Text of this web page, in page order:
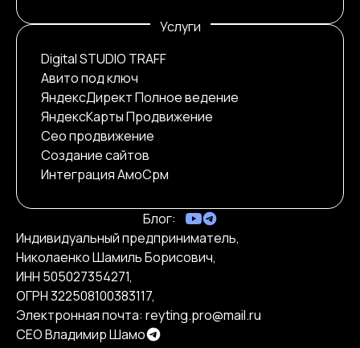
Услуги
Digital STUDIO TRAFF
Авито под ключ
ЯндексДирект Полное ведение
ЯндексКарты Продвижение
Сео продвижение
Создание сайтов
Интеграция АмоСрм
Блог:
Индивидуальный предприниматель,
Николаенко Шамиль Борисович,
ИНН 505027354271,
ОГРН 322508100383117,
Электронная почта: reyting.pro@mail.ru
CEO Владимир Шамо